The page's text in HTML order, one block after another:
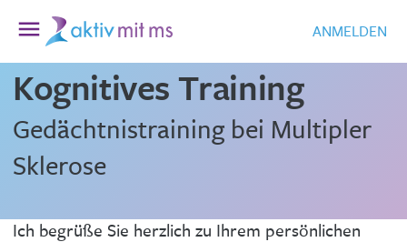
ANMELDEN
Kognitives Training
Gedächtnistraining bei Multipler
Sklerose
Ich begrüße Sie herzlich zu Ihrem persönlichen